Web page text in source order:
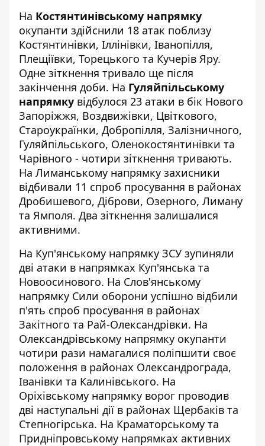
На Костянтинівському напрямку
окупанти здійснили 18 атак поблизу
Костянтинівки, Іллінівки, Іванопілля,
Плещіївки, Торецького та Кучерів Яру.
Одне зіткнення тривало ще після
закінчення доби. На Гуляйпільському
напрямку відбулося 23 атаки в бік Нового
Запоріжжя, Воздвижівки, Цвіткового,
Староукраїнки, Добропілля, Залізничного,
Гуляйпільського, Оленокостянтинівки та
Чарівного - чотири зіткнення тривають.
На Лиманському напрямку захисники
відбивали 11 спроб просування в районах
Дробишевого, Діброви, Озерного, Лиману
та Ямполя. Два зіткнення залишалися
активними.
На Куп'янському напрямку ЗСУ зупиняли
дві атаки в напрямках Куп'янська та
Новоосинового. На Слов'янському
напрямку Сили оборони успішно відбили
п'ять спроб просування в районах
Закітного та Рай-Олександрівки. На
Олександрівському напрямку окупанти
чотири рази намагалися поліпшити своє
положення в районах Олександрограда,
Іванівки та Калинівського. На
Оріхівському напрямку ворог проводив
дві наступальні дії в районах Щербаків та
Степногірська. На Краматорському та
Придніпровському напрямках активних